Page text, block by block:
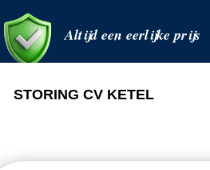
Altijd een eerlijke prijs
STORING CV KETEL